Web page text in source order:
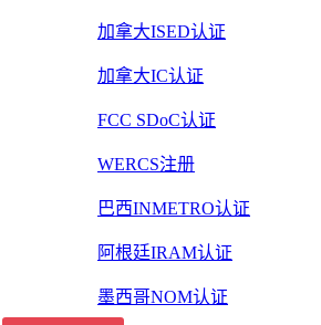
加拿大ISED认证
加拿大IC认证
FCC SDoC认证
WERCS注册
巴西INMETRO认证
阿根廷IRAM认证
墨西哥NOM认证